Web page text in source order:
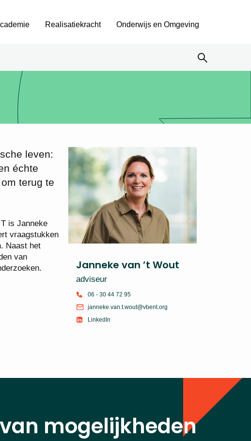
Realisatiekracht Onderwijs en Omgeving
leven:
échte
terug te
is Janneke
vraagstukken
Naast het
van
Janneke van ’t Wout
adviseur
06 - 30 44 72 95
janneke.van.t.wout@vbent.org
LinkedIn
mogelijkheden